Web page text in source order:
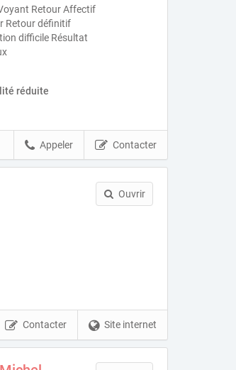
Retour Affectif
Retour définitif
difficile Résultat
réduite
Contacter
Appeler
Ouvrir
Site internet
Contacter